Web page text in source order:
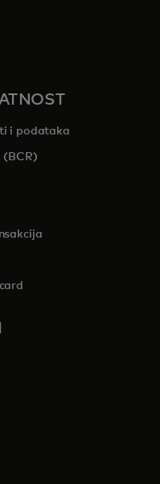
tab
i podataka
(BCR)
tab
in a new tab
a new tab